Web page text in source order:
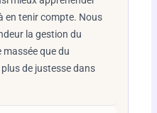
en tenir compte. Nous
la gestion du
massée que du
de justesse dans